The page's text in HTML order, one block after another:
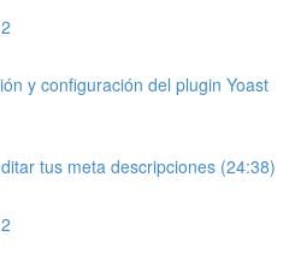
y configuración del plugin Yoast
tus meta descripciones (24:38)